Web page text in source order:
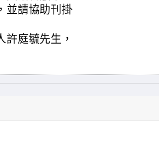
並請協助刊掛
庭毓先生，